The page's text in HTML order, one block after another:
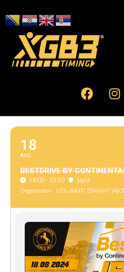
18
AVG
BESTDRIVE BY
18:00 - 23:50 Jajce
Organizator: UŠS „RASTI ZDRAVO“